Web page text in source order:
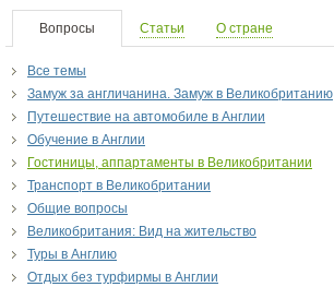
Вопросы Статьи О стране
Все темы
Замуж за англичанина. Замуж в Великобританию
Путешествие на автомобиле в Англии
Обучение в Англии
Гостиницы, аппартаменты в Великобритании
Транспорт в Великобритании
Общие вопросы
Великобритания: Вид на жительство
Туры в Англию
Отдых без турфирмы в Англии